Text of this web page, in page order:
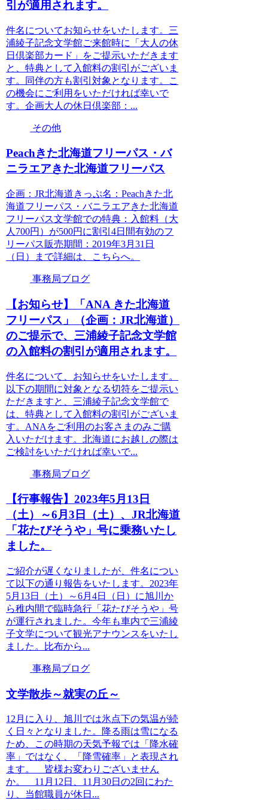
引が適用されます。
件名についてお知らせをいたします。三
浦綾子記念文学館ご来館時に「大人の休
日倶楽部カード」をご提示いただきます
と、特典として入館料の割引がございま
す。同伴の方も割引対象となります。こ
の機会にご利用をいただければ幸いで
す。企画大人の休日倶楽部：...
その他
Peachきた北海道フリーパス・バ
ニラエアきた北海道フリーパス
企画：JR北海道きっぷ名：Peachきた北
海道フリーパス・バニラエアきた北海道
フリーパス文学館での特典：入館料（大
人700円）が500円に割引4日間有効のフ
リーパス販売期間：2019年3月31日
（日）まで詳細は、こちらへ。
事務局ブログ
【お知らせ】「ANA きた北海道
フリーパス」（企画：JR北海道）
のご提示で、三浦綾子記念文学館
の入館料の割引が適用されます。
件名について、お知らせをいたします。
以下の期間に対象となる切符をご提示い
ただきますと、三浦綾子記念文学館で
は、特典として入館料の割引がございま
す。ANAをご利用のお客さまのみご購
入いただけます。北海道にお越しの際は
ご検討をいただければ幸いで...
事務局ブログ
【行事報告】2023年5月13日
（土）～6月3日（土）、JR北海道
「花たびそうや」号に乗務いたし
ました。
ご紹介が遅くなりましたが、件名につい
て以下の通り報告をいたします。2023年
5月13日（土）～6月4日（日）に旭川か
ら稚内間で臨時急行「花たびそうや」号
が運行されました。今年も車内で三浦綾
子文学について観光アナウンスをいたし
ました。比布から...
事務局ブログ
文学散歩～就実の丘～
12月に入り、旭川では氷点下の気温が続
く日々となりました。降る雨は雪になる
ため、この時期の天気予報では「降水確
率」ではなく、「降雪確率」と表現され
ます。 皆様お変わりございません
か。 11月12日、11月30日の2回にわた
り、当館職員が休日...